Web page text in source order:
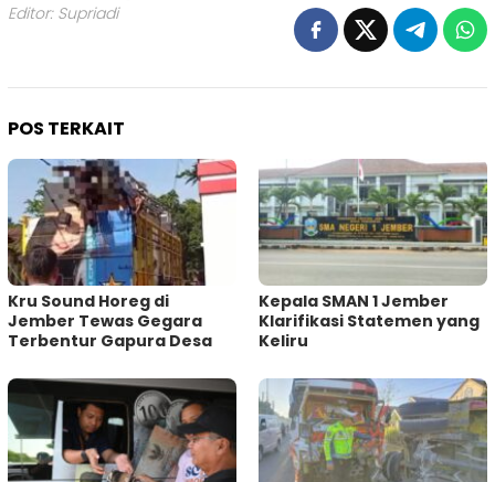
Editor: Supriadi
POS TERKAIT
Kru Sound Horeg di
Jember Tewas Gegara
Terbentur Gapura Desa
Kepala SMAN 1 Jember
Klarifikasi Statemen yang
Keliru